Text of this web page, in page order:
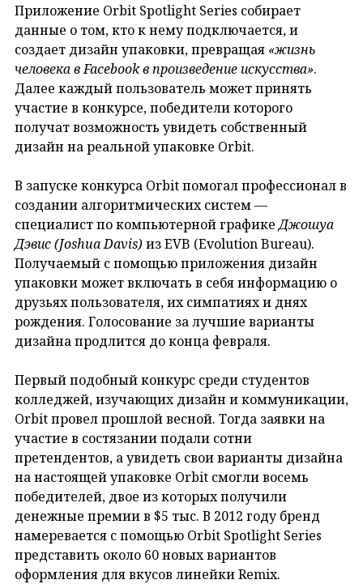
Приложение Orbit Spotlight Series собирает
данные о том, кто к нему подключается, и
создает дизайн упаковки, превращая «жизнь
человека в Facebook в произведение искусства».
Далее каждый пользователь может принять
участие в конкурсе, победители которого
получат возможность увидеть собственный
дизайн на реальной упаковке Orbit.
В запуске конкурса Orbit помогал профессионал в
создании алгоритмических систем —
специалист по компьютерной графикеДжошуа
Дэвис (Joshua Davis) из EVB (Evolution Bureau).
Получаемый с помощью приложения дизайн
упаковки может включать в себя информацию о
друзьях пользователя, их симпатиях и днях
рождения. Голосование за лучшие варианты
дизайна продлится до конца февраля.
Первый подобный конкурс среди студентов
колледжей, изучающих дизайн и коммуникации,
Orbit провел прошлой весной. Тогда заявки на
участие в состязании подали сотни
претендентов, а увидеть свои варианты дизайна
на настоящей упаковке Orbit смогли восемь
победителей, двое из которых получили
денежные премии в $5 тыс. В 2012 году бренд
намеревается с помощью Orbit Spotlight Series
представить около 60 новых вариантов
оформления для вкусов линейки Remix.